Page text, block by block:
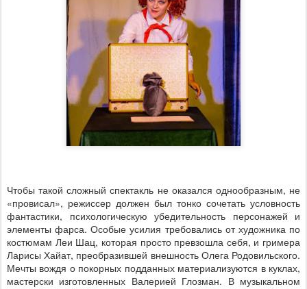
Чтобы такой сложный спектакль не оказался однообразным, не
«провисал», режиссер должен был тонко сочетать условность
фантастики, психологическую убедительность персонажей и
элементы фарса. Особые усилия требовались от художника по
костюмам Леи Шац, которая просто превзошла себя, и гримера
Ларисы Хайат, преобразившей внешность Олега Родовильского.
Мечты вождя о покорных подданных материализуются в куклах,
мастерски изготовленных Валерией Глозман. В музыкальном